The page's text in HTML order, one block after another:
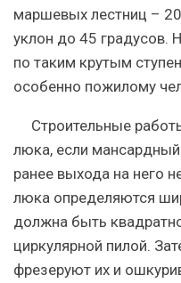
маршевых лестниц –
уклон до 45 градусов.
по таким крутым
особенно пожилому
Строительные
люка, если
ранее выхода на него
люка определяются
должна быть
циркулярной пилой.
фрезеруют их и